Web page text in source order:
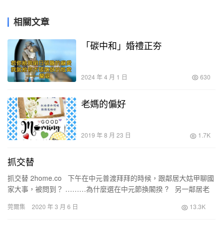
相關文章
「碳中和」婚禮正夯
2024 年 4 月 1 日 630
老媽的偏好
2019 年 8 月 23 日 1.7K
抓交替
抓交替 2home.co 下午在中元普渡拜拜的時候，跟鄰居大姑甲聊國
家大事，被問到？ ………為什麼選在中元節換閣揆 ? 另一鄰居老
莞爾集 2020 年 3 月 6 日 13.3K